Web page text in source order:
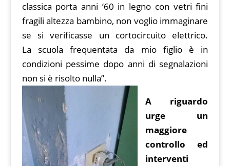
classica porta anni ’60 in legno con vetri fini
fragili altezza bambino, non voglio immaginare
se si verificasse un cortocircuito elettrico.
La scuola frequentata da mio figlio è in
condizioni pessime dopo anni di segnalazioni
non si è risolto nulla”.
A riguardo
urge un
maggiore
controllo ed
interventi